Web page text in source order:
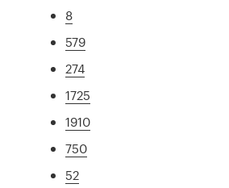
8
579
274
1725
1910
750
52